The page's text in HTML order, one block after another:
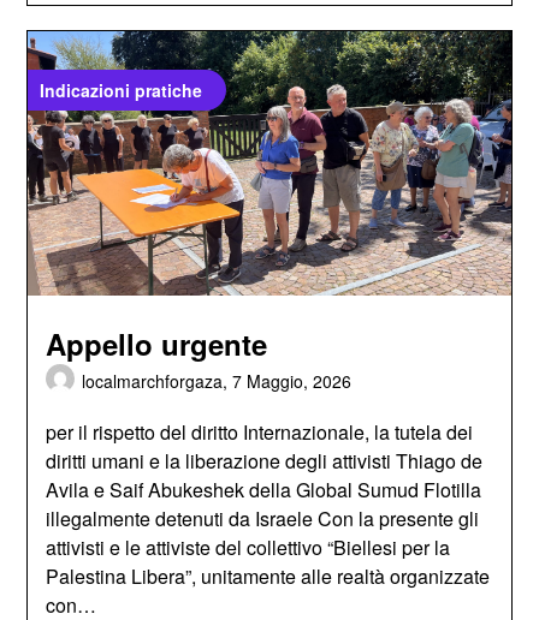
Indicazioni pratiche
Appello urgente
localmarchforgaza,7 Maggio, 2026
per il rispetto del diritto Internazionale, la tutela dei
diritti umani e la liberazione degli attivisti Thiago de
Avila e Saif Abukeshek della Global Sumud Flotilla
illegalmente detenuti da Israele Con la presente gli
attivisti e le attiviste del collettivo “Biellesi per la
Palestina Libera”, unitamente alle realtà organizzate
con…